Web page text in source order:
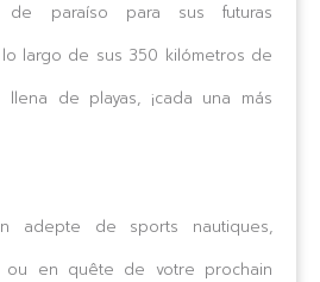
de paraíso para sus futuras
largo de sus 350 kilómetros de
llena de playas, ¡cada una más
adepte de sports nautiques,
ou en quête de votre prochain